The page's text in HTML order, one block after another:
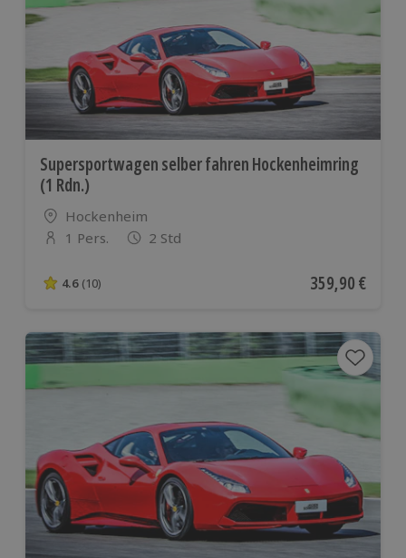
Supersportwagen selber fahren Hockenheimring
(1 Rdn.)
Standort
Hockenheim
Anzahl der Teilnehmer
1 Pers. 2 Std
4.6 von 5 Sternen basierend auf 10 Bewertungen
4.6 (10) Aktueller Preis
359,90 €